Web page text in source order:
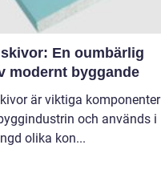
En oumbärlig
modernt byggande
är viktiga komponenter
och används i
olika kon...